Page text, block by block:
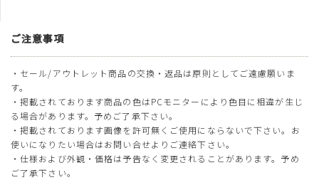
ご注意事項
・セール/アウトレット商品の交換・返品は原則としてご遠慮願いま
す。
・掲載されております商品の色はPCモニターにより色目に相違が生じ
る場合があります。予めご了承下さい。
・掲載されております画像を許可無くご使用にならないで下さい。お
使いになりたい場合はお問い合せよりご連絡下さい。
・仕様および外観・価格は予告なく変更されることがあります。予め
ご了承下さい。